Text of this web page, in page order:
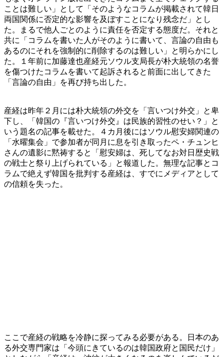
ことは難しい」として「そのようなコラムが掲載されて韓日
両国関係に否定的な影響を及ぼすことになり残念だ」とし
た。まるで他人ごとのように責任を否定する態度だ。それと
共に「コラムを書いた人がそのように書いて、言論の自由も
あるのにそれを強制的に削除するのは難しい」と明らかにし
た。１年前に加藤達也産経元ソウル支局長が朴大統領の名誉
を傷つけたコラムを書いて起訴されると前面に出してきた
「言論の自由」を再び持ち出した。
産経は昨年２月には朴大統領の外交を「言いつけ外交」と卑
下し、「韓国の『言いつけ外交』は民族的習性のせい？」と
いう題名の記事を載せた。４カ月後にはソウル慰安婦関連の
「水曜集会」で参加者が同月に息を引き取ったペ・チュンヒ
さんの遺影に黙祷すると「慰安婦は、死してなお対日歴史戦
の戦士と祭り上げられている」と報道した。無理な記事とコ
ラムで絶えず韓国を批判する産経は、すでにメディアとして
の信頼を失った。
ここで産経の戦略を冷静に探ってみる必要がある。日本のあ
る外交専門家は「今頭にきているのは韓国政府と国民だけ」